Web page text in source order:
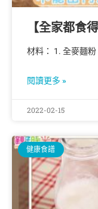
【全家都食
材料： 1. 全麥麵
閱讀更多 »
2022-02-15
健康食譜